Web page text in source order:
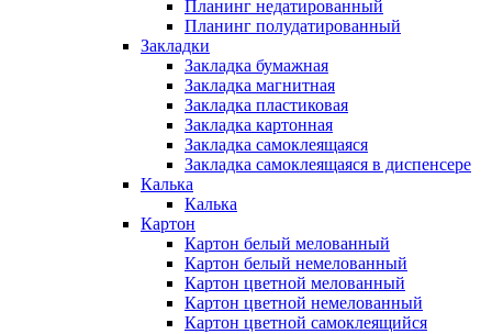
Планинг недатированный
Планинг полудатированный
Закладки
Закладка бумажная
Закладка магнитная
Закладка пластиковая
Закладка картонная
Закладка самоклеящаяся
Закладка самоклеящаяся в диспенсере
Калька
Калька
Картон
Картон белый мелованный
Картон белый немелованный
Картон цветной мелованный
Картон цветной немелованный
Картон цветной самоклеящийся